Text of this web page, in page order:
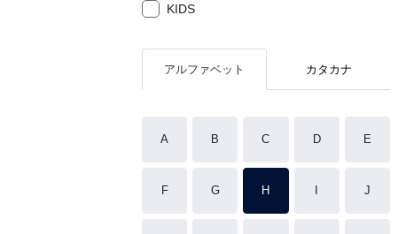
KIDS
アルファベット カタカナ
A B C D E
F G H J